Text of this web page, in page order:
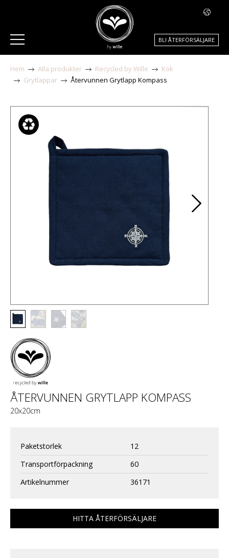
BLI ÅTERFÖRSÄLJARE
Hem Alla produkter Recycled by Wille
Kök
Grytlappar
Återvunnen Grytlapp Kompass
ÅTERVUNNEN GRYTLAPP KOMPASS
20x20cm
Paketstorlek
12
Transportförpackning
60
Artikelnummer
36171
HITTA ÅTERFÖRSÄLJARE